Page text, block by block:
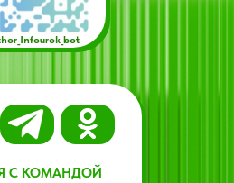
С КОМАНДОЙ